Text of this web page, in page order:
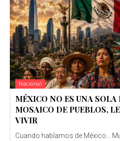
Nacional
MÉXICO NO ES UNA
MOSAICO DE PUEBLOS,
VIVIR
Cuando hablamos de México… Muchas veces pensamos